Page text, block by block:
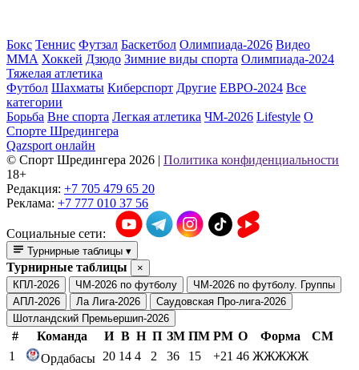
Бокс Теннис Футзал Баскетбол Олимпиада-2026 Видео
ММА Хоккей Дзюдо Зимние виды спорта Олимпиада-2024
Тяжелая атлетика
Футбол Шахматы Киберспорт Другие ЕВРО-2024 Все
категории
Борьба Вне спорта Легкая атлетика ЧМ-2026 Lifestyle О
Спорте Шредингера
Qazsport онлайн
© Cпорт Шредингера 2026 | Политика конфиденциальности
18+
Редакция: +7 705 479 65 20
Реклама: +7 777 010 37 56
Социальные сети:
Турнирные таблицы ▾
Турнирные таблицы
×
КПЛ-2026
ЧМ-2026 по футболу
ЧМ-2026 по футболу. Группы
АПЛ-2026
Ла Лига-2026
Саудовская Про-лига-2026
Шотландский Премьершип-2026
# Команда И В Н П ЗМ ПМ РМ О Форма
СМ
1
Ордабасы 20 14 4 2 36 15 +21 46 ЖЖЖЖЖ